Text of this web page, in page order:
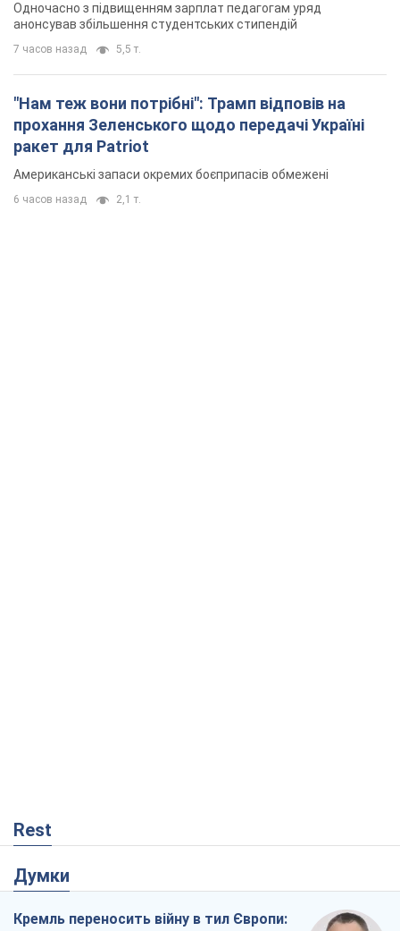
Одночасно з підвищенням зарплат педагогам уряд
анонсував збільшення студентських стипендій
7 часов назад 5,5 т.
"Нам теж вони потрібні": Трамп відповів на
прохання Зеленського щодо передачі Україні
ракет для Patriot
Американські запаси окремих боєприпасів обмежені
6 часов назад 2,1 т.
Rest
Думки
Кремль переносить війну в тил Європи: